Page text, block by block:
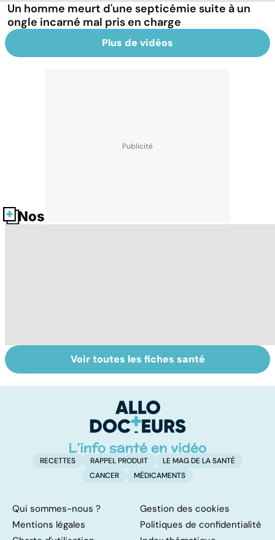
Un homme meurt d'une septicémie suite à un
ongle incarné mal pris en charge
Plus de vidéos
Nos fiches santé
Staphylocoque
doré : une
Qu'est-ce que le
coma ?
Voir toutes les fiches santé
RECETTES RAPPEL PRODUIT
LE MAG DE LA SANTÉ
CANCER
MÉDICAMENTS
Qui sommes-nous ?
Gestion des cookies
Mentions légales
Politiques de confidentialité